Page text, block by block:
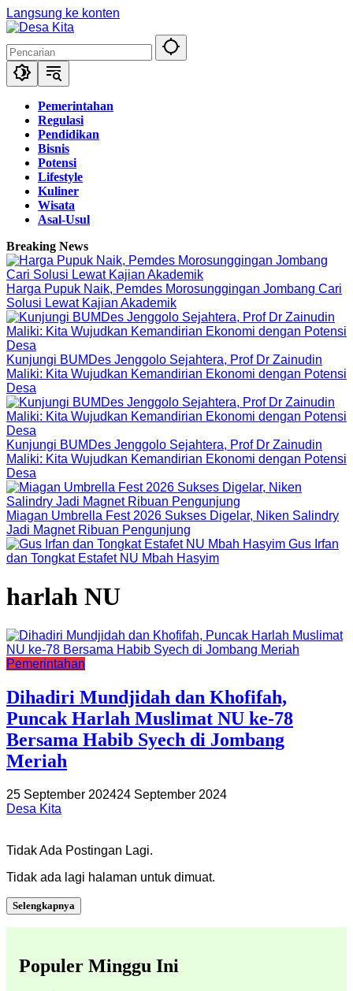
Langsung ke konten
Pemerintahan
Regulasi
Pendidikan
Bisnis
Potensi
Lifestyle
Kuliner
Wisata
Asal-Usul
Breaking News
Harga Pupuk Naik, Pemdes Morosunggingan Jombang Cari
Solusi Lewat Kajian Akademik
Kunjungi BUMDes Jenggolo Sejahtera, Prof Dr Zainudin
Maliki: Kita Wujudkan Kemandirian Ekonomi dengan Potensi
Desa
Kunjungi BUMDes Jenggolo Sejahtera, Prof Dr Zainudin
Maliki: Kita Wujudkan Kemandirian Ekonomi dengan Potensi
Desa
Miagan Umbrella Fest 2026 Sukses Digelar, Niken Salindry
Jadi Magnet Ribuan Pengunjung
Gus Irfan
dan Tongkat Estafet NU Mbah Hasyim
harlah NU
Pemerintahan
Dihadiri Mundjidah dan Khofifah,
Puncak Harlah Muslimat NU ke-78
Bersama Habib Syech di Jombang
Meriah
25 September 202424 September 2024
Desa Kita
Tidak Ada Postingan Lagi.
Tidak ada lagi halaman untuk dimuat.
Selengkapnya
Populer Minggu Ini